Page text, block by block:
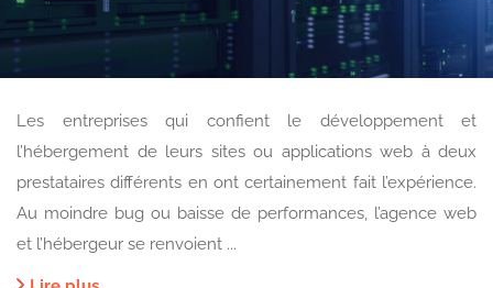
Les entreprises qui confient le développement et
l’hébergement de leurs sites ou applications web à deux
prestataires différents en ont certainement fait l’expérience.
Au moindre bug ou baisse de performances, l’agence web
et l’hébergeur se renvoient ...